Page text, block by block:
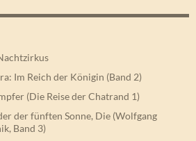
Im Reich der Königin (Band 2)
(Die Reise der Chatrand 1)
der fünften Sonne, Die (Wolfgang
Band 3)